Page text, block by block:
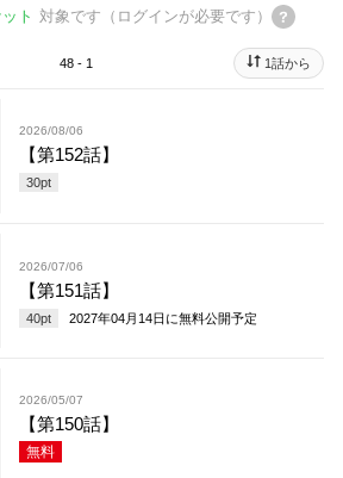
ト 対象です（ログインが必要です）
48 - 1 1話から
2026/08/06
【第152話】
30pt
2026/07/06
【第151話】
40pt 2027年04月14日 に無料公開予定
2026/05/07
【第150話】
無料